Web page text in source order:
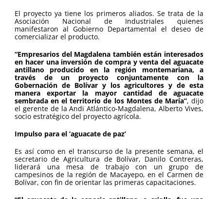
El proyecto ya tiene los primeros aliados. Se trata de la
Asociación Nacional de Industriales quienes
manifestaron al Gobierno Departamental el deseo de
comercializar el producto.
“Empresarios del Magdalena también están interesados
en hacer una inversión de compra y venta del aguacate
antillano producido en la región montemariana, a
través de un proyecto conjuntamente con la
Gobernación de Bolívar y los agricultores y de esta
manera exportar la mayor cantidad de aguacate
sembrada en el territorio de los Montes de María”, dijo
el gerente de la Andi Atlántico-Magdalena, Alberto Vives,
socio estratégico del proyecto agrícola.
Impulso para el ‘aguacate de paz’
Es así como en el transcurso de la presente semana, el
secretario de Agricultura de Bolívar, Danilo Contreras,
liderará una mesa de trabajo con un grupo de
campesinos de la región de Macayepo, en el Carmen de
Bolívar, con fin de orientar las primeras capacitaciones.